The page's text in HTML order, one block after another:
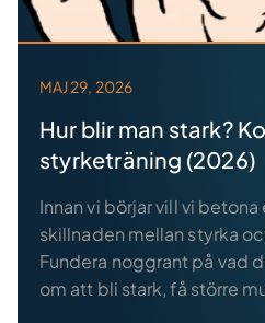
MAJ 29, 2026
Hur blir man stark?
styrketräning (2026)
Innan vi börjar vill vi
skillnaden mellan styrka
Fundera noggrant på vad
om att bli stark, få större